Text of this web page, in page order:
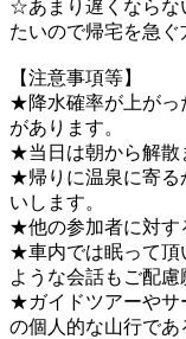
☆あまり遅くならな
たいので帰宅を急ぐ
【注意事項等】
★降水確率が上がっ
があります。
★当日は朝から解散
★帰りに温泉に寄る
いします。
★他の参加者に対す
★車内では眠って頂
ような会話もご配慮
★ガイドツアーやサ
の個人的な山行であ